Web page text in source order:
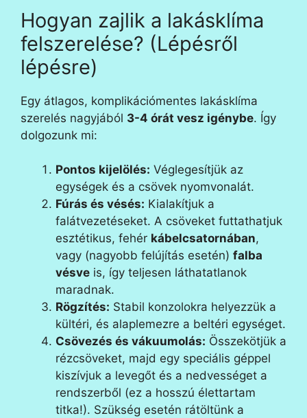
Hogyan zajlik a lakásklíma
felszerelése? (Lépésről
lépésre)
Egy átlagos, komplikációmentes lakásklíma
szerelés nagyjából 3-4 órát vesz igénybe. Így
dolgozunk mi:
Pontos kijelölés: Véglegesítjük az
egységek és a csövek nyomvonalát.
Fúrás és vésés: Kialakítjuk a
falátvezetéseket. A csöveket futtathatjuk
esztétikus, fehér kábelcsatornában,
vagy (nagyobb felújítás esetén) falba
vésve is, így teljesen láthatatlanok
maradnak.
Rögzítés: Stabil konzolokra helyezzük a
kültéri, és alaplemezre a beltéri egységet.
Csövezés és vákuumolás: Összekötjük a
rézcsöveket, majd egy speciális géppel
kiszívjuk a levegőt és a nedvességet a
rendszerből (ez a hosszú élettartam
titka!). Szükség esetén rátöltünk a